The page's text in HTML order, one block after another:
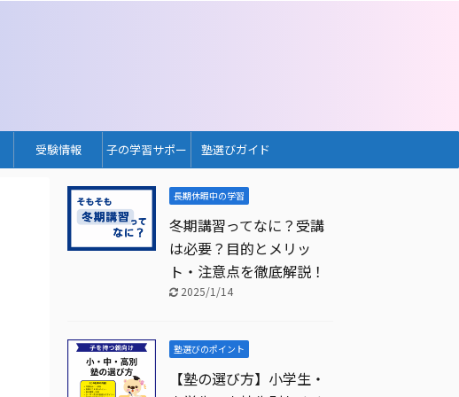
受験情報 子の学習サポー
ト
塾選びガイド
長期休暇中の学習
冬期講習ってなに？受講
は必要？目的とメリッ
ト・注意点を徹底解説！
2025/1/14
塾選びのポイント
【塾の選び方】小学生・